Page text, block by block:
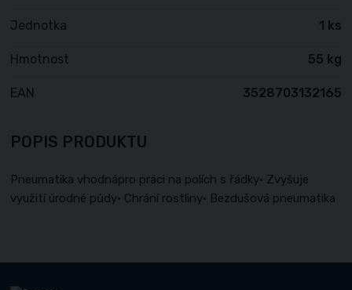
Jednotka 1 ks
Hmotnost 55 kg
EAN 3528703132165
POPIS PRODUKTU
Pneumatika vhodnápro práci na polích s řádky• Zvyšuje
využití úrodné půdy• Chrání rostliny• Bezdušová pneumatika